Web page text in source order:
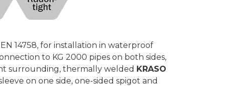
14758, for installation in waterproof
to KG 2000 pipes on both sides,
surrounding, thermally welded KRASO
on one side, one-sided spigot and